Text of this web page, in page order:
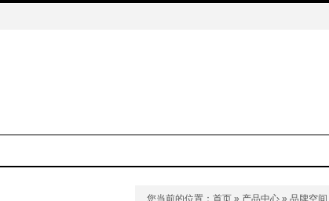
您当前的位置： 首页 » 产品中心 » 品牌空间